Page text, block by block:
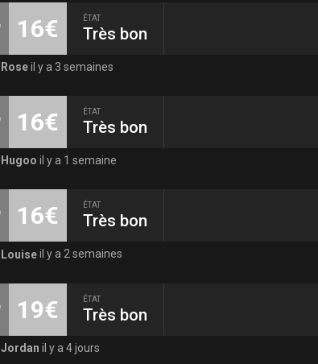
16€ ÉTAT
Très bon
Roseil y a 3 semaines
16€ ÉTAT
Très bon
Hugoo il y a 1 semaine
16€ ÉTAT
Très bon
Louiseil y a 2 semaines
19€ ÉTAT
Très bon
Jordan il y a 4 jours